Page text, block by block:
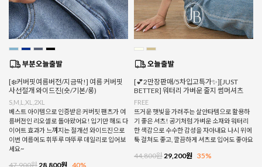
[❄️커버핏여름버전/지금딱!] 여름 커버핏
사선절개 와이드진(숏/기본/롱)
S,M,L,XL,2XL
베스트 아이템으로 인증받은 커버핏 팬츠가 여
름버전인 리오셀로 돌아왔어요! 입기만 해도 다
이어트 효과가 느껴지는 절개선 와이드진으로
이번 여름에도 휘뚜루 마뚜루 데일리로 입어보
세요~
47,900원 28,800원 40%
[💕2만장판매/5차입고특가✨][JUST
BETTER] 워터리 가벼운 줄지 썸머셔츠
FREE
뜨거운 햇빛을 가려주는 살안타템으로 활용하
기 좋은 셔츠! 공기처럼 가벼운 소재와 워터리
한 색감으로 수수한 감성을 자아내요 나시 위에
툭 걸쳐도 좋고, 깔끔하게 셔츠로 입어도 좋아요
44,800원 29,200원 35%